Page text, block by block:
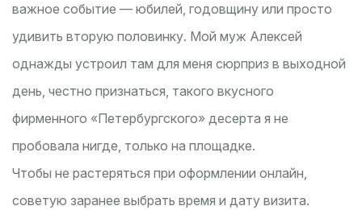
важное событие — юбилей, годовщину или просто
удивить вторую половинку. Мой муж Алексей
однажды устроил там для меня сюрприз в выходной
день, честно признаться, такого вкусного
фирменного «Петербургского» десерта я не
пробовала нигде, только на площадке.
Чтобы не растеряться при оформлении онлайн,
советую заранее выбрать время и дату визита.